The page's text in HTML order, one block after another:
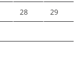
28 29